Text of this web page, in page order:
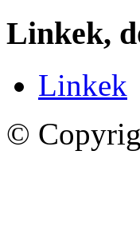
Linkek,
Linkek
©